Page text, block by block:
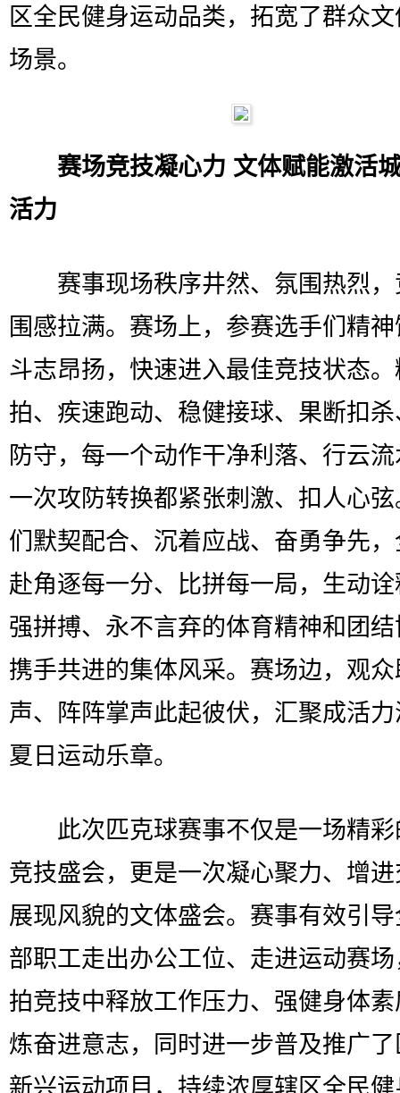
区全民健身运动品类，拓宽了群众
场景。
赛场竞技凝心力 文体赋能激活
活力
赛事现场秩序井然、氛围热烈，
围感拉满。赛场上，参赛选手们精
斗志昂扬，快速进入最佳竞技状态
拍、疾速跑动、稳健接球、果断扣
防守，每一个动作干净利落、行云
一次攻防转换都紧张刺激、扣人心
们默契配合、沉着应战、奋勇争先
赴角逐每一分、比拼每一局，生动
强拼搏、永不言弃的体育精神和团
携手共进的集体风采。赛场边，观
声、阵阵掌声此起彼伏，汇聚成活
夏日运动乐章。
此次匹克球赛事不仅是一场精彩
竞技盛会，更是一次凝心聚力、增
展现风貌的文体盛会。赛事有效引
部职工走出办公工位、走进运动赛
拍竞技中释放工作压力、强健身体
炼奋进意志，同时进一步普及推广
新兴运动项目，持续浓厚辖区全民